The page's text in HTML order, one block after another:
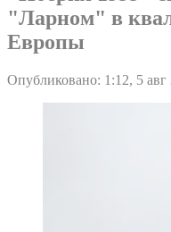
"Ларном" в
Европы
Опубликовано: 1:12, 5